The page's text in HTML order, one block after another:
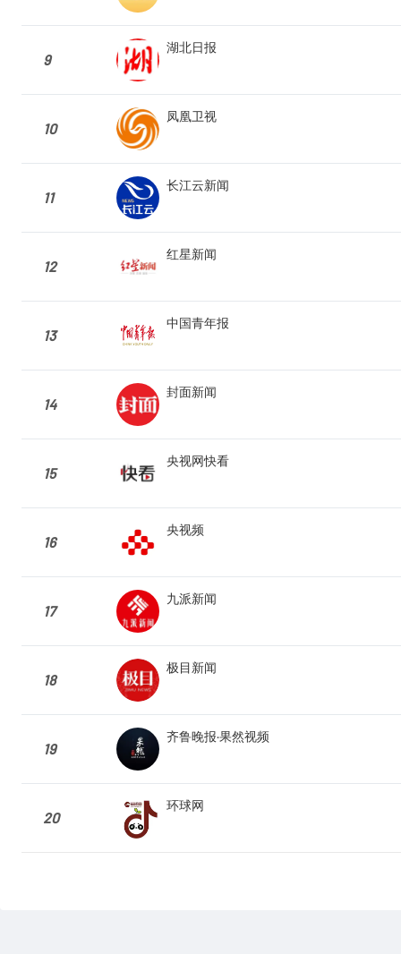
9
湖北日报
10
凤凰卫视
11
长江云新闻
12
红星新闻
13
中国青年报
14
封面新闻
15
央视网快看
16
央视频
17
九派新闻
18
极目新闻
19
齐鲁晚报·果然视频
20
环球网